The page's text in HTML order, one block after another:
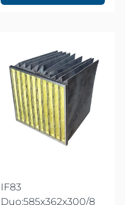
IF83
Duo:585x362x300/8